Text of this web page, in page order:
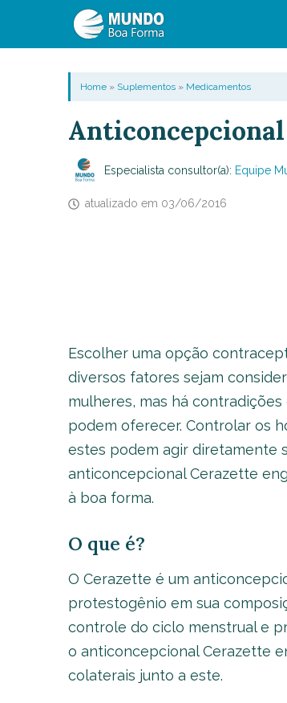
Home» Suplementos» Medicamentos
Especialista consultor(a): Equipe
atualizado em 03/06/2016
Escolher uma opção
diversos fatores sejam
mulheres, mas há
podem oferecer. Controlar os
estes podem agir diretamente
anticoncepcional Cerazette
à boa forma.
O que é?
O Cerazette é um
protestogênio em sua
controle do ciclo menstrual e
o anticoncepcional Cerazette
colaterais junto a este.